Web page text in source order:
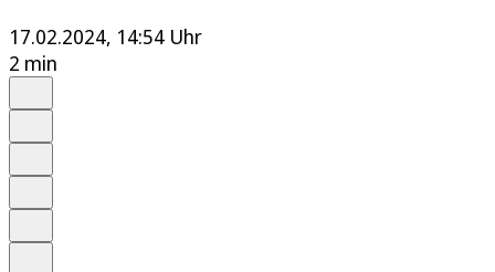
17.02.2024, 14:54 Uhr
2 min